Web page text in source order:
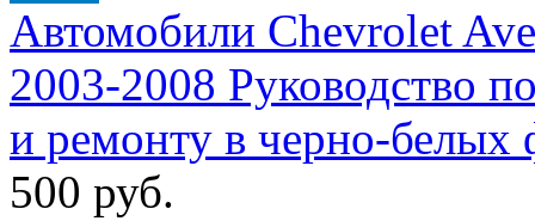
Автомобили Chevrolet
2003-2008 Руководство
и ремонту в черно-белых
500 руб.